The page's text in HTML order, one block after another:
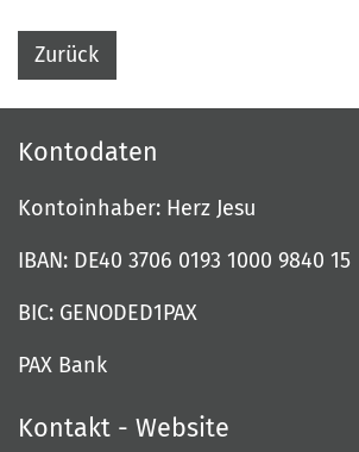
Zurück
Kontodaten
Kontoinhaber: Herz Jesu
IBAN: DE40 3706 0193 1000 9840 15
BIC: GENODED1PAX
PAX Bank
Kontakt - Website